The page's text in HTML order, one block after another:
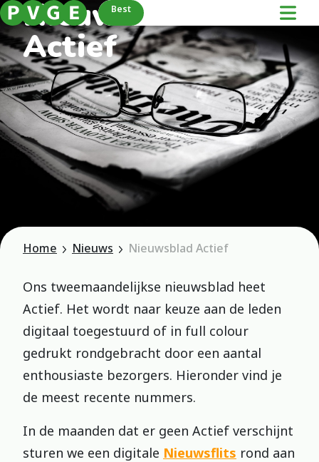
Best
Nieuwsblad
Actief
Home Nieuws Nieuwsblad Actief
Ons tweemaandelijkse nieuwsblad heet
Actief. Het wordt naar keuze aan de leden
digitaal toegestuurd of in full colour
gedrukt rondgebracht door een aantal
enthousiaste bezorgers. Hieronder vind je
de meest recente nummers.
In de maanden dat er geen Actief verschijnt
sturen we een digitale Nieuwsflits rond aan